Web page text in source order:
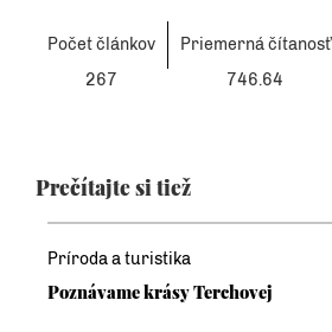
Počet článkov
Priemerná čítanosť
267
746.64
Prečítajte si tiež
Príroda a turistika
Poznávame krásy Terchovej